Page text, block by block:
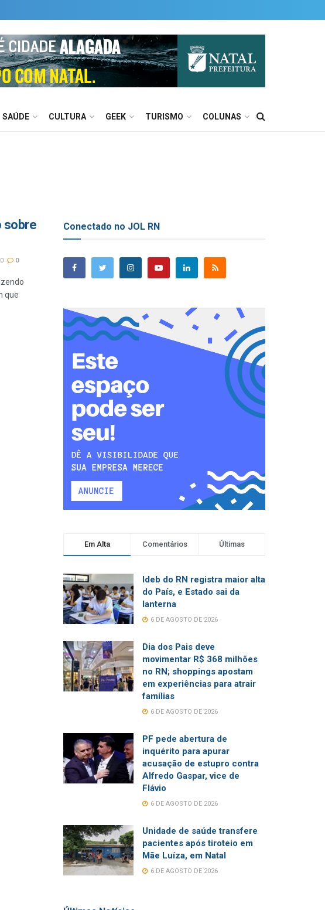
SAÚDE CULTURA GEEK TURISMO COLUNAS
sobre
0
que
Conectado no JOL RN
Em Alta Comentários Últimas
Ideb do RN registra maior alta
do País, e Estado sai da
lanterna
6 DE AGOSTO DE 2026
Dia dos Pais deve
movimentar R$ 368 milhões
no RN; shoppings apostam
em experiências para atrair
famílias
6 DE AGOSTO DE 2026
PF pede abertura de
inquérito para apurar
acusação de estupro contra
Alfredo Gaspar, vice de
Flávio
6 DE AGOSTO DE 2026
Unidade de saúde transfere
pacientes após tiroteio em
Mãe Luíza, em Natal
6 DE AGOSTO DE 2026